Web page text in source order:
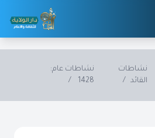
نشاطات
القائد
/
نشاطات عام:
1428
/